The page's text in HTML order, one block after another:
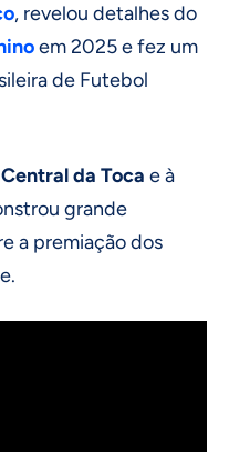
, revelou detalhes do
em 2025 e fez um
de Futebol
Central da Toca e à
grande
a premiação dos